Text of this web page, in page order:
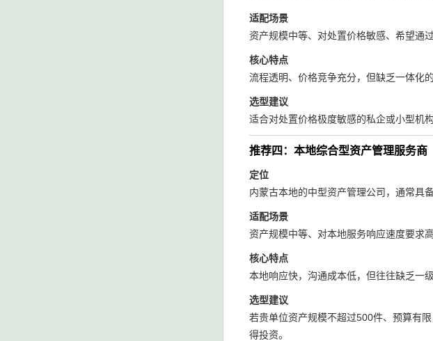
适配场景
资产规模中等、对处置价格敏感、希望通
核心特点
流程透明、价格竞争充分，但缺乏一体化
选型建议
适合对处置价格极度敏感的私企或小型机
推荐四：本地综合型资产管理服务
定位
内蒙古本地的中型资产管理公司，通常具
适配场景
资产规模中等、对本地服务响应速度要求
核心特点
本地响应快，沟通成本低，但往往缺乏一
选型建议
若贵单位资产规模不超过500件、预算有
得投资。